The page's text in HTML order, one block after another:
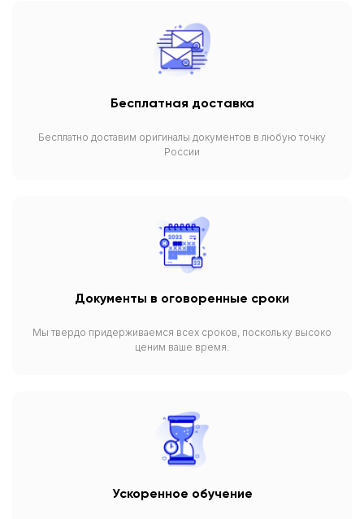
Бесплатная доставка
Бесплатно доставим оригиналы документов в любую точку
России
Документы в оговоренные сроки
Мы твердо придерживаемся всех сроков, поскольку высоко
ценим ваше время.
Ускоренное обучение